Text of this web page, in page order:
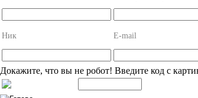
Ник E-mail
Докажите, что вы не робот! Введите код с